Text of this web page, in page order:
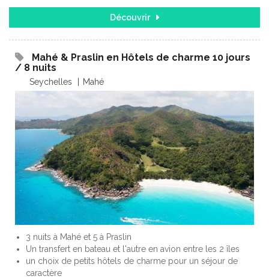
Découvrir
Mahé & Praslin en Hôtels de charme 10 jours
/ 8 nuits
Seychelles Mahé
3 nuits à Mahé et 5 à Praslin
Un transfert en bateau et l'autre en avion entre les 2 îles
un choix de petits hôtels de charme pour un séjour de
caractère